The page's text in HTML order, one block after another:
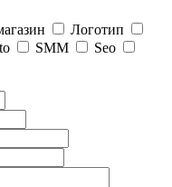
Логотип
SMM
Seo